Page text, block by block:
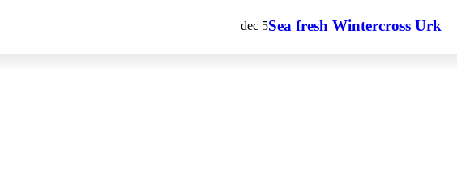
dec 5Sea fresh Wintercross Urk